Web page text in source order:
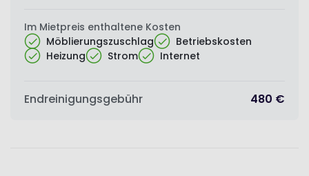
Im Mietpreis enthaltene Kosten
Möblierungszuschlag
Betriebskosten
Heizung
Strom Internet
Endreinigungsgebühr 480 €